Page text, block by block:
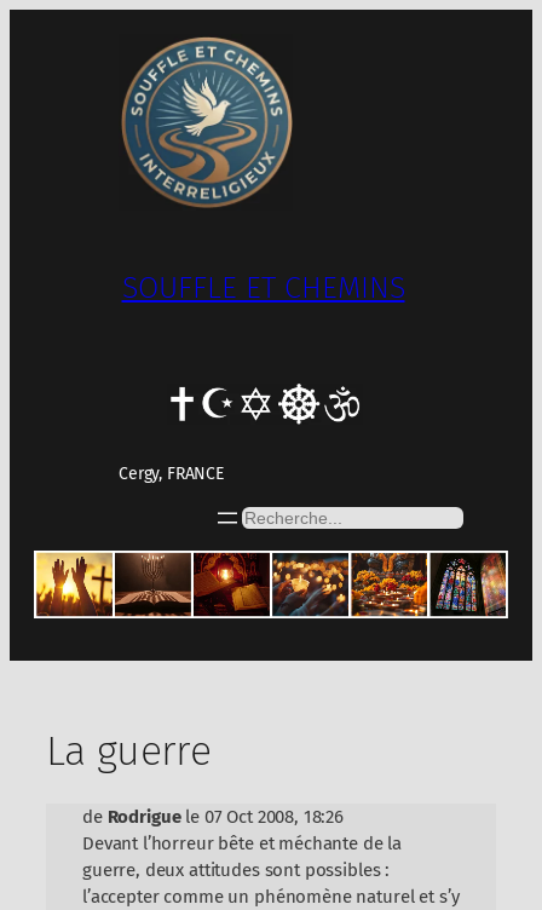
SOUFFLE ET CHEMINS
Cergy, FRANCE
Rechercher
La guerre
de Rodriguele 07 Oct 2008, 18:26
Devant l’horreur bête et méchante de la
guerre, deux attitudes sont possibles :
l’accepter comme un phénomène naturel et s’y